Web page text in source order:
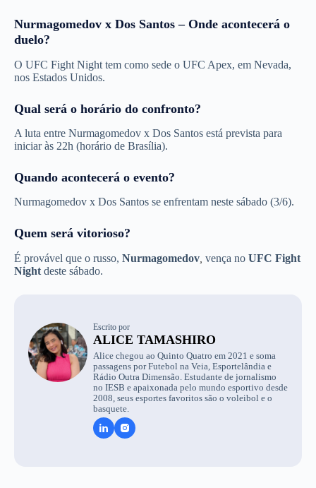
Nurmagomedov x Dos Santos – Onde acontecerá o
duelo?
O UFC Fight Night tem como sede o UFC Apex, em Nevada,
nos Estados Unidos.
Qual será o horário do confronto?
A luta entre Nurmagomedov x Dos Santos está prevista para
iniciar às 22h (horário de Brasília).
Quando acontecerá o evento?
Nurmagomedov x Dos Santos se enfrentam neste sábado (3/6).
Quem será vitorioso?
É provável que o russo, Nurmagomedov vença no UFC Fight
Night deste sábado.
Escrito por
ALICE TAMASHIRO
Alice chegou ao Quinto Quatro em 2021 e soma
passagens por Futebol na Veia, Esportelândia e
Rádio Outra Dimensão. Estudante de jornalismo
no IESB e apaixonada pelo mundo esportivo desde
2008, seus esportes favoritos são o voleibol e o
basquete.